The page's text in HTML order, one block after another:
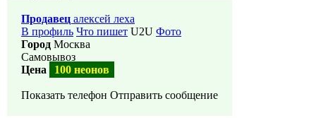
Продавец алексей леха
В профиль Что пишет U2U Фото
Город Москва
Самовывоз
Цена
100 неонов
Показать телефон Отправить сообщение